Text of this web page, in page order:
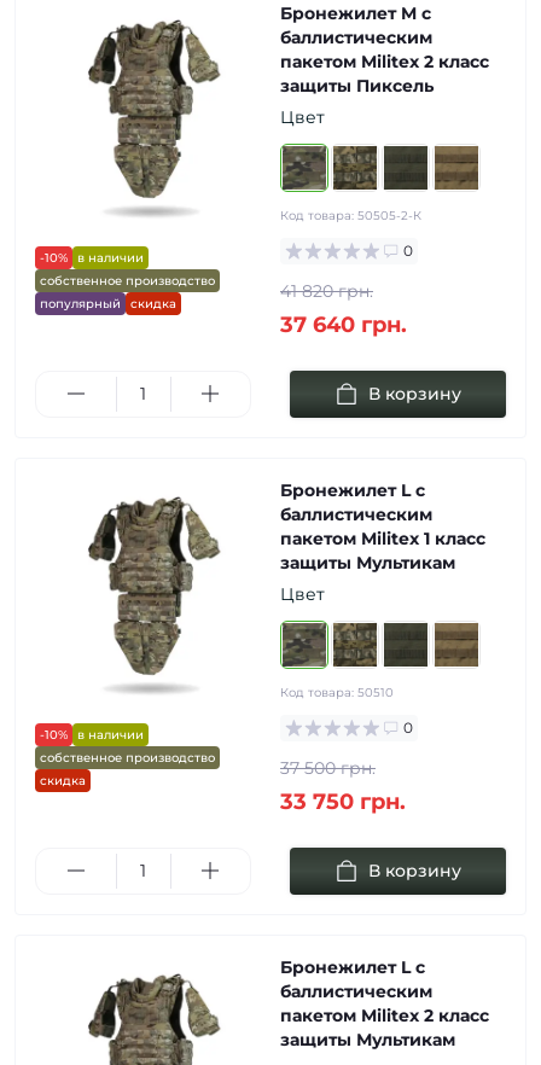
-10%
в наличии
собственное производство
популярный
скидка
Бронежилет M с
баллистическим
пакетом Militex 2 класс
защиты Пиксель
Цвет
Код товара: 50505-2-К
0
41 820 грн.
37 640 грн.
В корзину
-10%
в наличии
собственное производство
скидка
Бронежилет L с
баллистическим
пакетом Militex 1 класс
защиты Мультикам
Цвет
Код товара: 50510
0
37 500 грн.
33 750 грн.
В корзину
Бронежилет L с
баллистическим
пакетом Militex 2 класс
защиты Мультикам